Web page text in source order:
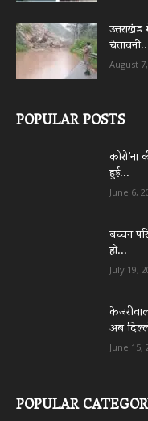
August
POPULAR POSTS
हुई...
June 6,
बच्चन
हो...
July 19,
अब
June 15,
POPULAR